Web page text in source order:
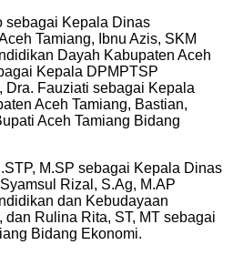
sebagai Kepala Dinas
Tamiang, Ibnu Azis, SKM
Dayah Kabupaten Aceh
Kepala DPMPTSP
Dra. Fauziati sebagai Kepala
Aceh Tamiang, Bastian,
Aceh Tamiang Bidang
M.SP sebagai Kepala Dinas
Rizal, S.Ag, M.AP
dan Kebudayaan
dan Rulina Rita, ST, MT sebagai
Bidang Ekonomi.